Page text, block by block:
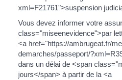
xml=F21761">suspension
Vous devez informer votre
class="miseenevidence">par
<a href="https://ambrugeat.fr/
demarches/passeport/
dans un délai de <span
jours</span> à partir de la <a